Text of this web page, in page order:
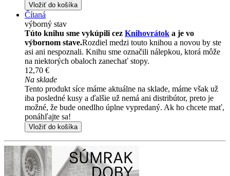
Vložiť do košíka
Čítaná
výborný stav
Túto knihu sme vykúpili cez Knihovrátok a je vo
výbornom stave.Rozdiel medzi touto knihou a novou by ste
asi ani nespoznali. Knihu sme označili nálepkou, ktorá môže
na niektorých obaloch zanechať stopy.
12,70 €
Na sklade
Tento produkt síce máme aktuálne na sklade, máme však už
iba posledné kusy a ďalšie už nemá ani distribútor, preto je
možné, že bude onedlho úplne vypredaný. Ak ho chcete mať,
ponáhľajte sa!
Vložiť do košíka